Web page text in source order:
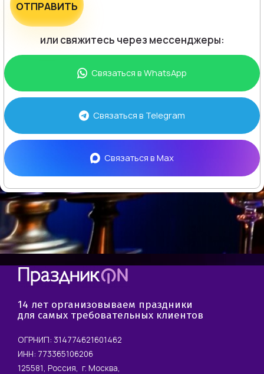
ОТПРАВИТЬ
или свяжитесь через мессенджеры:
Связаться вWhatsApp
Связаться в Telegram
Связаться вMax
14 лет организовываем праздники
для самых требовательных клиентов
ОГРНИП: 314774621601462
ИНН: 773365106206
125581, Россия, г. Москва,